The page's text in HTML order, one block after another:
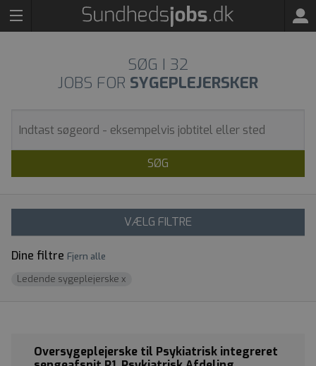
SØG I 32
JOBS FOR SYGEPLEJERSKER
SØG
VÆLG FILTRE
Dine filtre Fjern alle
Ledende sygeplejerskex
Oversygeplejerske til Psykiatrisk integreret